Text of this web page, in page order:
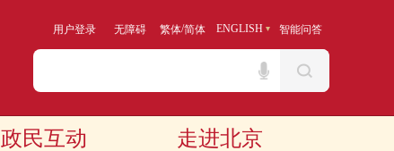
用户登录 无障碍 繁体/简体 ENGLISH 智能问答
政民互动 走进北京